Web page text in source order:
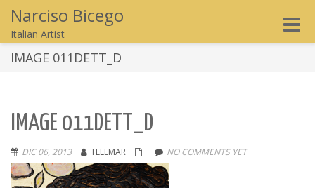
Narciso Bicego
Italian Artist
Toggle
IMAGE 011DETT_D
IMAGE 011DETT_D
DIC 06, 2013 TELEMAR NO COMMENTS YET